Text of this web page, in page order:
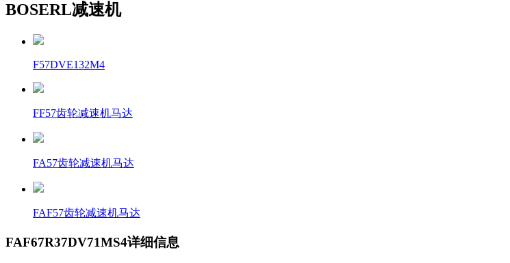
BOSERL减速机
F57DVE132M4
FF57齿轮减速机马达
FA57齿轮减速机马达
FAF57齿轮减速机马达
FAF67R37DV71MS4详细信息